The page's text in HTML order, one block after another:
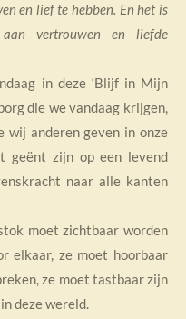
en lief te hebben. En het is
vertrouwen en liefde
in deze ‘Blijf in Mijn
die we vandaag krijgen,
anderen geven in onze
geënt zijn op een levend
naar alle kanten
moet zichtbaar worden
elkaar, ze moet hoorbaar
ze moet tastbaar zijn
deze wereld.